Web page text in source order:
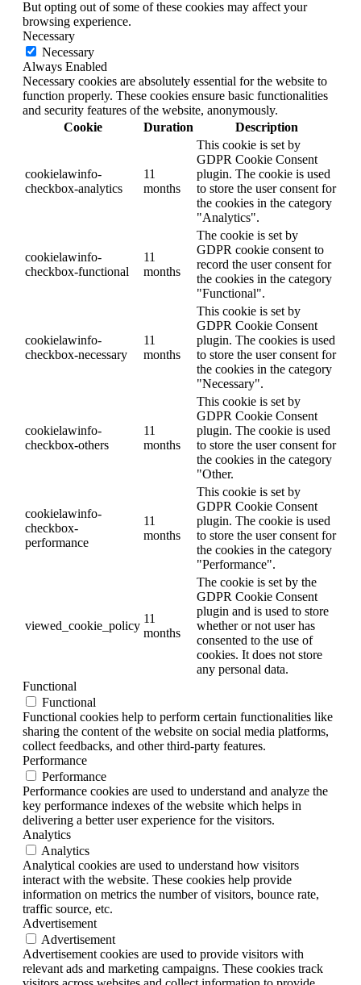
But opting out of some of these cookies may affect your
browsing experience.
Necessary
Necessary
Always Enabled
Necessary cookies are absolutely essential for the website to
function properly. These cookies ensure basic functionalities
and security features of the website, anonymously.
Cookie
Duration Description
cookielawinfo-
checkbox-analytics
11
months
This cookie is set by
GDPR Cookie Consent
plugin. The cookie is used
to store the user consent for
the cookies in the category
"Analytics".
cookielawinfo-
checkbox-functional
11
months
The cookie is set by
GDPR cookie consent to
record the user consent for
the cookies in the category
"Functional".
cookielawinfo-
checkbox-necessary
11
months
This cookie is set by
GDPR Cookie Consent
plugin. The cookies is used
to store the user consent for
the cookies in the category
"Necessary".
cookielawinfo-
checkbox-others
11
months
This cookie is set by
GDPR Cookie Consent
plugin. The cookie is used
to store the user consent for
the cookies in the category
"Other.
cookielawinfo-
checkbox-
performance
11
months
This cookie is set by
GDPR Cookie Consent
plugin. The cookie is used
to store the user consent for
the cookies in the category
"Performance".
viewed_cookie_policy
11
months
The cookie is set by the
GDPR Cookie Consent
plugin and is used to store
whether or not user has
consented to the use of
cookies. It does not store
any personal data.
Functional
Functional
Functional cookies help to perform certain functionalities like
sharing the content of the website on social media platforms,
collect feedbacks, and other third-party features.
Performance
Performance
Performance cookies are used to understand and analyze the
key performance indexes of the website which helps in
delivering a better user experience for the visitors.
Analytics
Analytics
Analytical cookies are used to understand how visitors
interact with the website. These cookies help provide
information on metrics the number of visitors, bounce rate,
traffic source, etc.
Advertisement
Advertisement
Advertisement cookies are used to provide visitors with
relevant ads and marketing campaigns. These cookies track